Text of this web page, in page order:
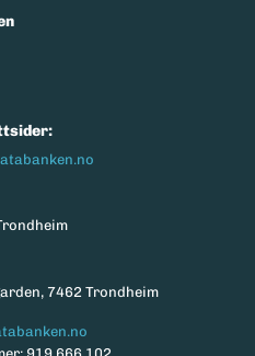
7462 Trondheim